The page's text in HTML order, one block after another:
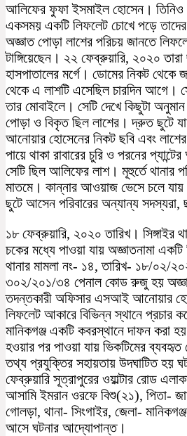
আলিফের ফুফা ইসমাইল হোসেন। তিনিও
একসময় একটি লিফলেট চোখে পড়ে
অজ্ঞাত পোড়া লাশের পরিচয় জানতে
টাঙ্গিয়েছেন। ২২ ফেব্রুয়ারি, ২০২০ তারা
হাসপাতালের মর্গে। ডোমের নিকট থেকে
থেকে এ লাশটি এসেছিল চারদিন আগে।
তার মোবাইলে। সেটি দেখে কিছুটা
পোড়া ও বিকৃত ছিল লাশের। দ্রুত ছুটে
আনোয়ার হোসেনের নিকট ছবি এবং
পায়ে থাকা রাবারের চুরি ও পরনের
সেটি ছিল আলিফের লাশ। মূহুর্তে থানার
মাতমে। কান্নার আওয়াজ ভেসে চলে
ছুটে আসেন পরিবারের অন্যান্য
১৮ ফেব্রুয়ারি, ২০২০ তারিখ। সিঙ্গাইর
চকের মধ্যে পাওয়া যায় অজ্ঞাতনামা
থানার মামলা নং- ১৪, তারিখ- ১৮/০২/
৩০২/২০১/৩৪ পেনাল কোড রুজু হয়
তদন্তকারী অফিসার এসআই আনোয়ার
লিফলেট আকারে বিভিন্ন স্থানে প্রচার
মানিকগঞ্জ একটি কবরস্থানে দাফন করা
হওয়ার পর পাওয়া যায় ভিকটিমের
তথ্য প্রযুক্তির সহায়তায় উদঘাটিত হয়
ফেব্রুয়ারি সূত্রাপুরের ওয়াল্টার রোড
আসামি ইমরান ওরফে বিশু(২১), পিতা-
গোলড়া, থানা- সিংগাইর, জেলা-
আসে ঘটনার আদ্যোপান্ত।